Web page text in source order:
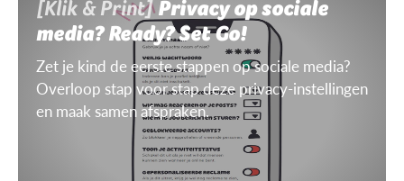
[Klik & Print]Privacy op sociale
media? Ready? Set Go!
Zet je kind de eerste stappen op sociale media?
Overloop stap voor stap deze privacy-instellingen
en maak samen afspraken.